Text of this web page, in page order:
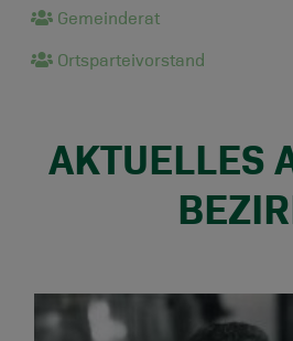
Gemeinderat
Ortsparteivorstand
AKTUELLES